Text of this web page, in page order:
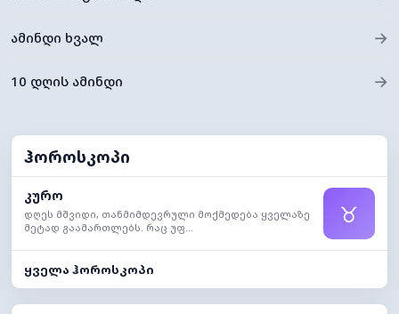
ამინდი ხვალ →
10 დღის ამინდი →
ჰოროსკოპი
კურო
დღეს მშვიდი, თანმიმდევრული მოქმედება ყველაზე
მეტად გაამართლებს. რაც უფ...
♉
ყველა ჰოროსკოპი